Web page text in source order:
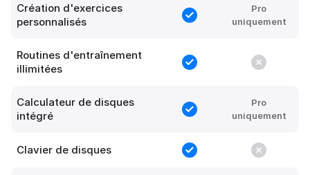
Création d'exercices
personnalisés
Pro
uniquement
Routines d'entraînement
illimitées
Calculateur de disques
intégré
Pro
uniquement
Clavier de disques